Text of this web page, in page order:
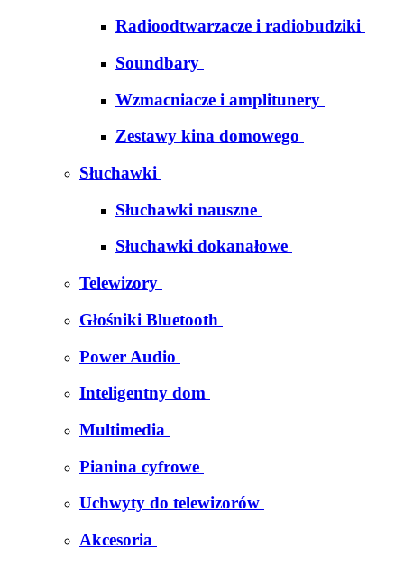
Radioodtwarzacze i radiobudziki
Soundbary
Wzmacniacze i amplitunery
Zestawy kina domowego
Słuchawki
Słuchawki nauszne
Słuchawki dokanałowe
Telewizory
Głośniki Bluetooth
Power Audio
Inteligentny dom
Multimedia
Pianina cyfrowe
Uchwyty do telewizorów
Akcesoria